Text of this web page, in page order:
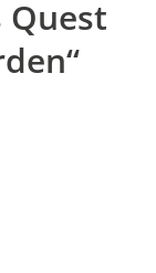
Quest